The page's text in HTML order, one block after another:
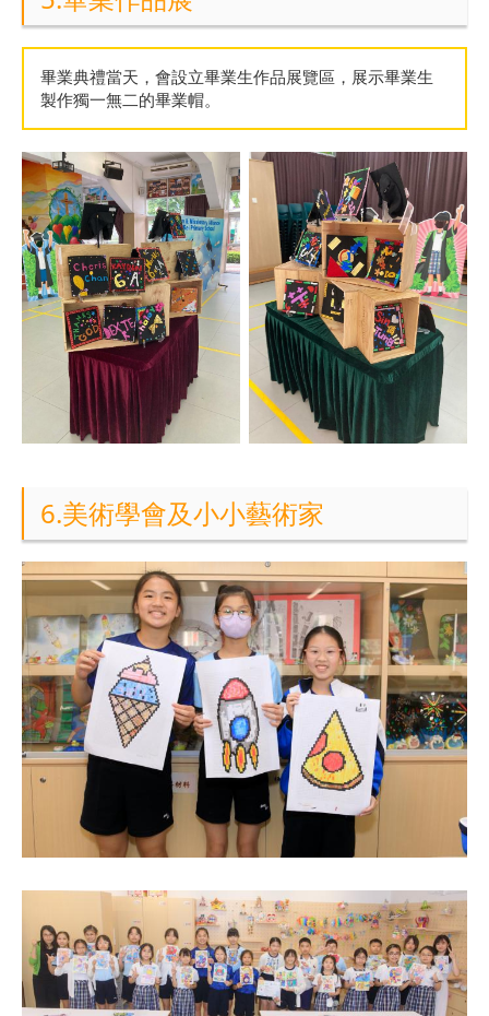
畢業典禮當天，會設立畢業生作品展覽區，展示畢業生
製作獨一無二的畢業帽。
6.美術學會及小小藝術家